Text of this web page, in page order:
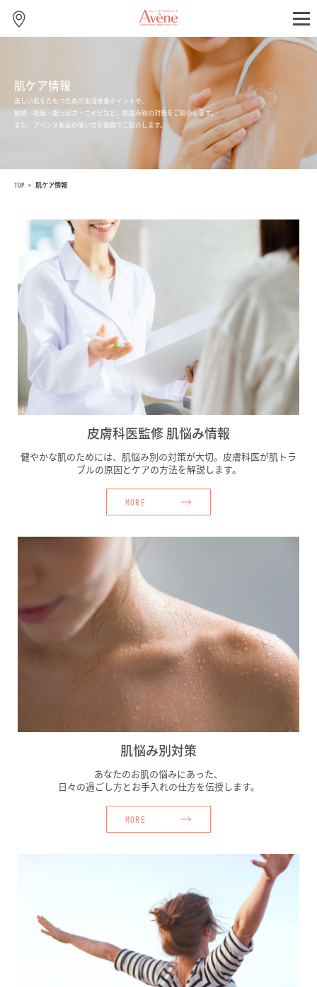
肌ケア情報
美しい肌をたもつための生活改善ポイントや、
敏感・乾燥・脂っぽさ・ニキビなど、肌悩み別の対策をご紹介します。
また、アベンヌ製品の使い方を動画でご紹介します。
TOP > 肌ケア情報
皮膚科医監修 肌悩み情報
健やかな肌のためには、肌悩み別の対策が大切。皮膚科医が肌トラ
ブルの原因とケアの方法を解説します。
MORE
肌悩み別対策
あなたのお肌の悩みにあった、
日々の過ごし方とお手入れの仕方を伝授します。
MORE